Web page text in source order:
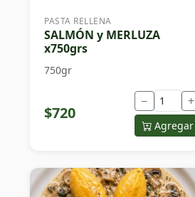
PASTA RELLENA
SALMÓN y MERLUZA
x750grs
750gr
$720
− +
Agregar